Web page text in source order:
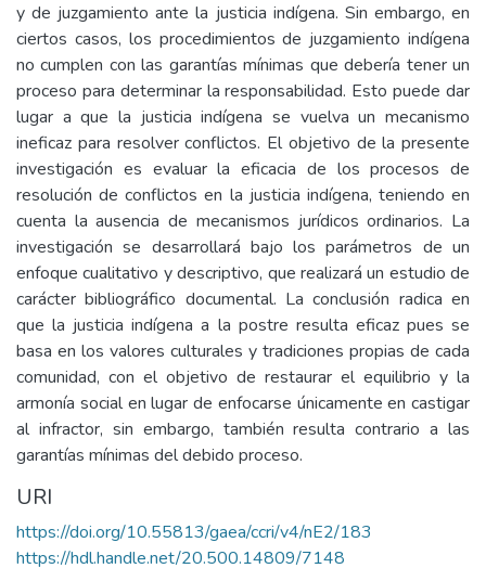
y de juzgamiento ante la justicia indígena. Sin embargo, en
ciertos casos, los procedimientos de juzgamiento indígena
no cumplen con las garantías mínimas que debería tener un
proceso para determinar la responsabilidad. Esto puede dar
lugar a que la justicia indígena se vuelva un mecanismo
ineficaz para resolver conflictos. El objetivo de la presente
investigación es evaluar la eficacia de los procesos de
resolución de conflictos en la justicia indígena, teniendo en
cuenta la ausencia de mecanismos jurídicos ordinarios. La
investigación se desarrollará bajo los parámetros de un
enfoque cualitativo y descriptivo, que realizará un estudio de
carácter bibliográfico documental. La conclusión radica en
que la justicia indígena a la postre resulta eficaz pues se
basa en los valores culturales y tradiciones propias de cada
comunidad, con el objetivo de restaurar el equilibrio y la
armonía social en lugar de enfocarse únicamente en castigar
al infractor, sin embargo, también resulta contrario a las
garantías mínimas del debido proceso.
URI
https://doi.org/10.55813/gaea/ccri/v4/nE2/183
https://hdl.handle.net/20.500.14809/7148